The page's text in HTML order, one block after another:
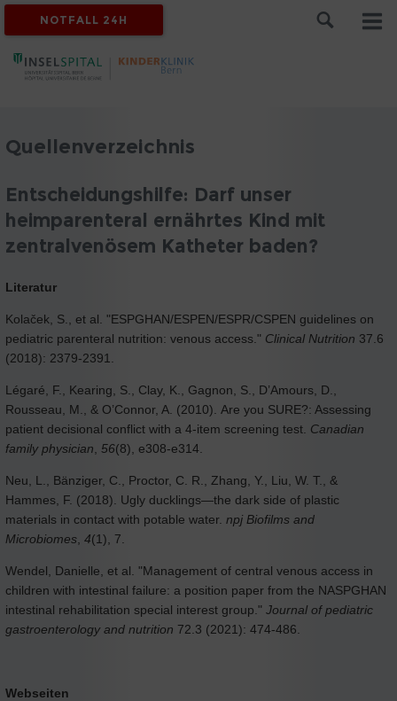
NOTFALL 24H
Quellenverzeichnis
Entscheidungshilfe: Darf unser
heimparenteral ernährtes Kind mit
zentralvenösem Katheter baden?
Literatur
Kolaček, S., et al. "ESPGHAN/ESPEN/ESPR/CSPEN guidelines on
pediatric parenteral nutrition: venous access." Clinical Nutrition 37.6
(2018): 2379-2391.
Légaré, F., Kearing, S., Clay, K., Gagnon, S., D’Amours, D.,
Rousseau, M., & O’Connor, A. (2010). Are you SURE?: Assessing
patient decisional conflict with a 4-item screening test. Canadian
family physician 56(8), e308-e314.
Neu, L., Bänziger, C., Proctor, C. R., Zhang, Y., Liu, W. T., &
Hammes, F. (2018). Ugly ducklings—the dark side of plastic
materials in contact with potable water. npj Biofilms and
Microbiomes 4(1), 7.
Wendel, Danielle, et al. "Management of central venous access in
children with intestinal failure: a position paper from the NASPGHAN
intestinal rehabilitation special interest group." Journal of pediatric
gastroenterology and nutrition 72.3 (2021): 474-486.
Webseiten